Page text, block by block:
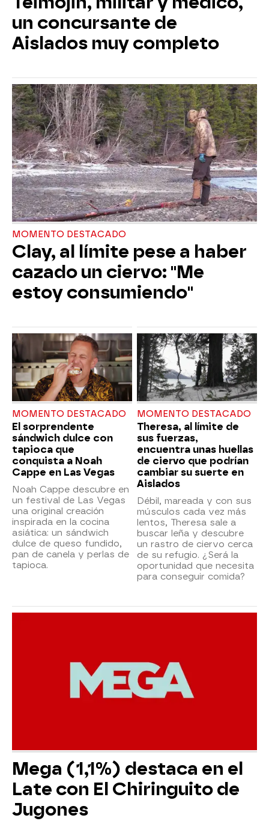
un concursante de
Aislados muy completo
MOMENTO DESTACADO
Clay, al límite pese a haber
cazado un ciervo: "Me
estoy consumiendo"
MOMENTO DESTACADO
El sorprendente
sándwich dulce con
tapioca que
conquista a Noah
Cappe en Las Vegas
Noah Cappe descubre en
un festival de Las Vegas
una original creación
inspirada en la cocina
asiática: un sándwich
dulce de queso fundido,
pan de canela y perlas de
tapioca.
MOMENTO DESTACADO
Theresa, al límite de
sus fuerzas,
encuentra unas huellas
de ciervo que podrían
cambiar su suerte en
Aislados
Débil, mareada y con sus
músculos cada vez más
lentos, Theresa sale a
buscar leña y descubre
un rastro de ciervo cerca
de su refugio. ¿Será la
oportunidad que necesita
para conseguir comida?
Mega (1,1%) destaca en el
Late con El Chiringuito de
Jugones